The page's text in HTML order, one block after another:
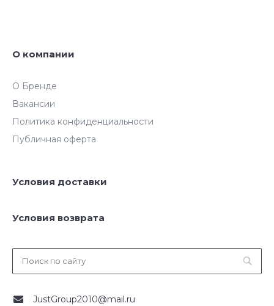
О компании
О Бренде
Вакансии
Политика конфиденциальности
Публичная оферта
Условия доставки
Условия возврата
JustGroup2010@mail.ru